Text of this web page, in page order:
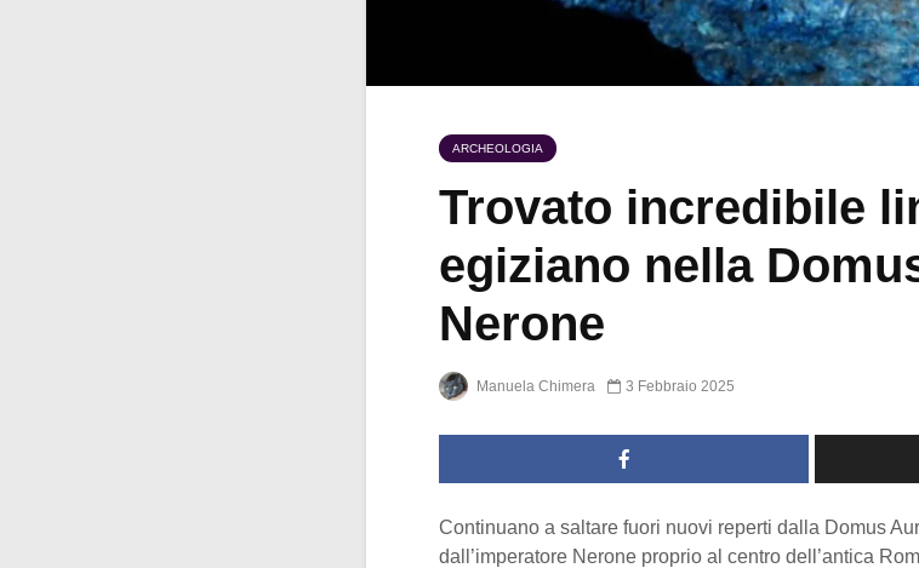
ARCHEOLOGIA
Trovato incredibile
egiziano nella
Nerone
Manuela Chimera 3 Febbraio 2025
Continuano a saltare fuori nuovi reperti dalla Domus
dall’imperatore Nerone proprio al centro dell’antica